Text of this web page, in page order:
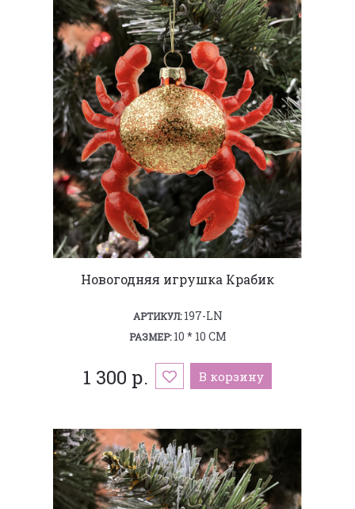
Новогодняя игрушка Крабик
АРТИКУЛ:197-LN
РАЗМЕР:10 * 10 СМ
1 300 р. В корзину